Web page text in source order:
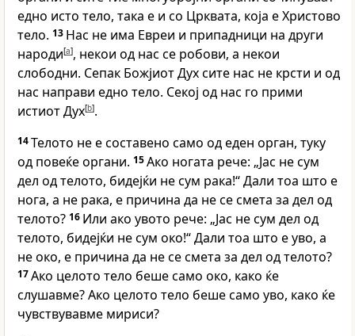
едно исто тело, така е и со Црквата, која е Христово
тело. 13 Нас не има Евреи и припадници на други
народи[a], некои од нас се робови, а некои
слободни. Сепак Божјиот Дух сите нас не крсти и од
нас направи едно тело. Секој од нас го прими
истиот Дух[b].
14Телото не е составено само од еден орган, туку
од повеќе органи. 15Ако ногата рече: „Јас не сум
дел од телото, бидејќи не сум рака!“ Дали тоа што е
нога, а не рака, е причина да не се смета за дел од
телото? 16 Или ако увото рече: „Јас не сум дел од
телото, бидејќи не сум око!“ Дали тоа што е уво, а
не око, е причина да не се смета за дел од телото?
17Ако целото тело беше само око, како ќе
слушавме? Ако целото тело беше само уво, како ќе
чувствувавме мириси?